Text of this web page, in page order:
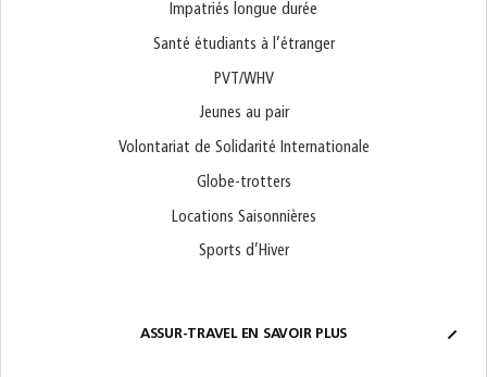
Impatriés longue durée
Santé étudiants à l’étranger
PVT/WHV
Jeunes au pair
Volontariat de Solidarité Internationale
Globe-trotters
Locations Saisonnières
Sports d’Hiver
ASSUR-TRAVEL EN SAVOIR PLUS